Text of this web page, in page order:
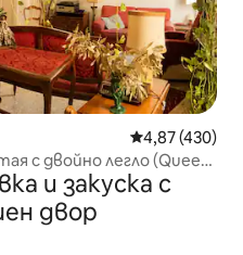
Средна
4,87 (430)
с двойно легло (Queen
и закуска с
двор